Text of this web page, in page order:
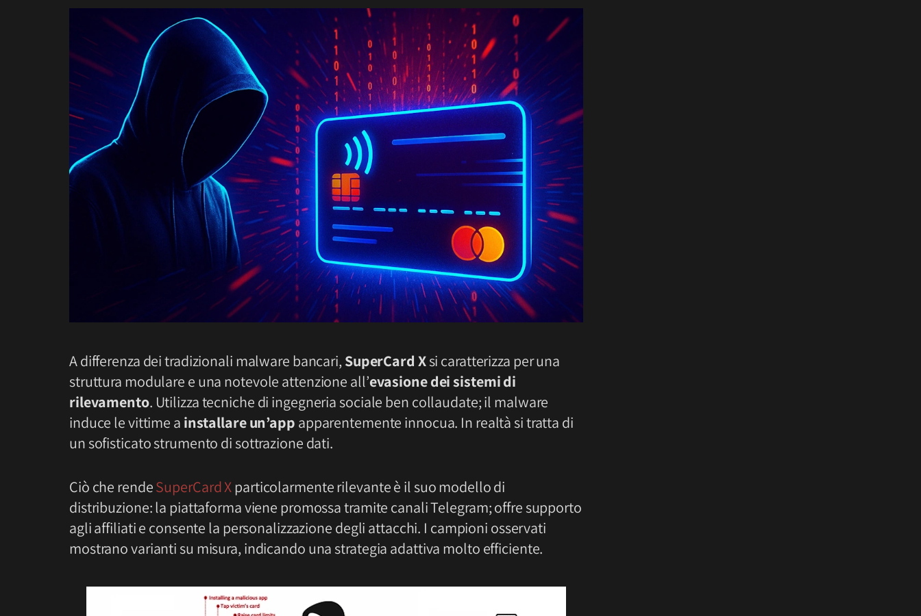
A differenza dei tradizionali malware bancari,SuperCard Xsi caratterizza per una
struttura modulare e una notevole attenzione all’evasione dei sistemi di
rilevamento. Utilizza tecniche di ingegneria sociale ben collaudate; il malware
induce le vittime a installare un’app apparentemente innocua. In realtà si tratta di
un sofisticato strumento di sottrazione dati.
Ciò che rendeSuperCard Xparticolarmente rilevante è il suo modello di
distribuzione: la piattaforma viene promossa tramite canali Telegram; offre supporto
agli affiliati e consente la personalizzazione degli attacchi. I campioni osservati
mostrano varianti su misura, indicando una strategia adattiva molto efficiente.